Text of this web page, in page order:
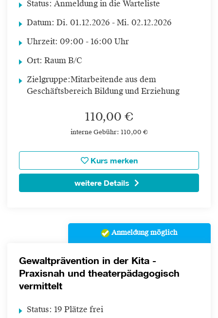
Status: Anmeldung in die Warteliste
Datum: Di. 01.12.2026 - Mi. 02.12.2026
Uhrzeit: 09:00 - 16:00 Uhr
Ort: Raum B/C
Zielgruppe:Mitarbeitende aus dem
Geschäftsbereich Bildung und Erziehung
110,00 €
interne Gebühr: 110,00 €
Kurs merken
weitere Details
Anmeldung möglich
Gewaltprävention in der Kita -
Praxisnah und theaterpädagogisch
vermittelt
Status: 19 Plätze frei